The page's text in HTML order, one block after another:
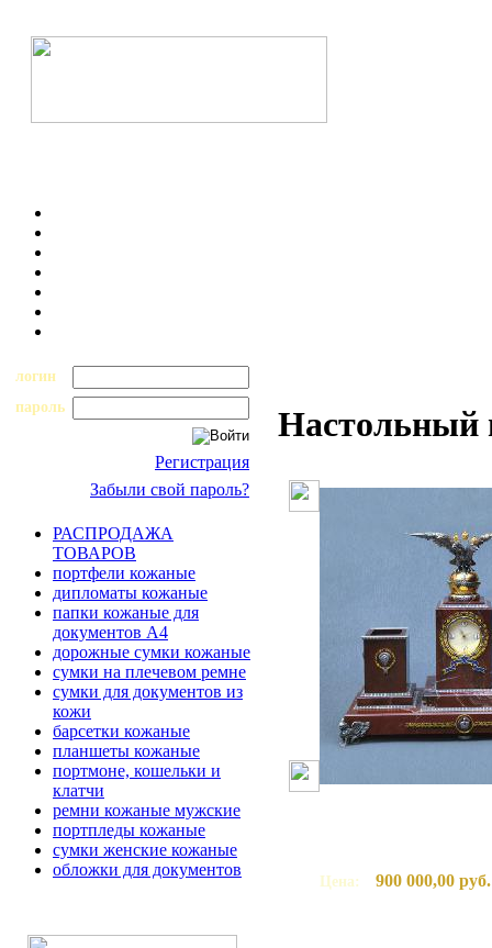
логин
пароль
Регистрация
Забыли свой пароль?
РАСПРОДАЖА
ТОВАРОВ
портфели кожаные
дипломаты кожаные
папки кожаные для
документов А4
дорожные сумки кожаные
сумки на плечевом ремне
сумки для документов из
кожи
барсетки кожаные
планшеты кожаные
портмоне, кошельки и
клатчи
ремни кожаные мужские
портпледы кожаные
сумки женские кожаные
обложки для документов
Цена: 900 000,00 руб.